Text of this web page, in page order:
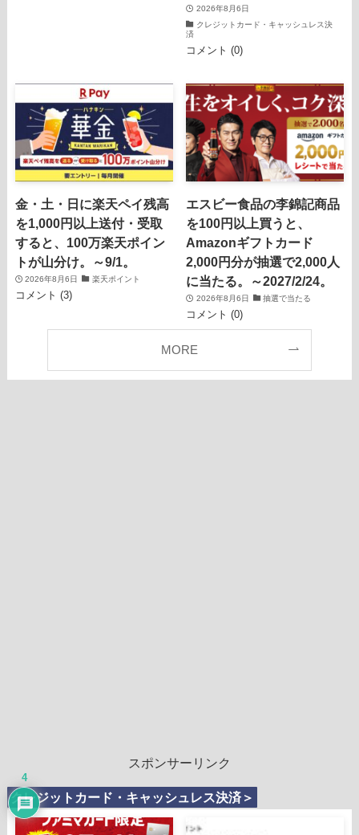
2026年8月6日
クレジットカード・キャッシュレス決
済
コメント (0)
金・土・日に楽天ペイ残高
を1,000円以上送付・受取
すると、100万楽天ポイン
トが山分け。～9/1。
2026年8月6日 楽天ポイント
コメント (3)
エスビー食品の李錦記商品
を100円以上買うと、
Amazonギフトカード
2,000円分が抽選で2,000人
に当たる。～2027/2/24。
2026年8月6日 抽選で当たる
コメント (0)
MORE
スポンサーリンク
クレジットカード・キャッシュレス決済＞
4